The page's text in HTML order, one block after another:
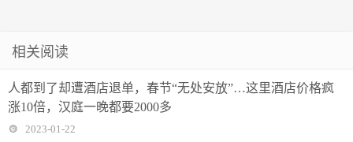
相关阅读
人都到了却遭酒店退单，春节“无处安放”…这里酒店价格疯
涨10倍，汉庭一晚都要2000多
2023-01-22